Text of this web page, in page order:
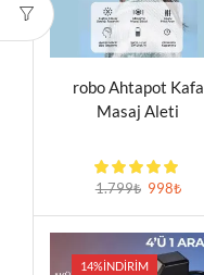
robo Ahtapot Kafa
Masaj Aleti
1.799₺ 998₺
14%İNDIRIM